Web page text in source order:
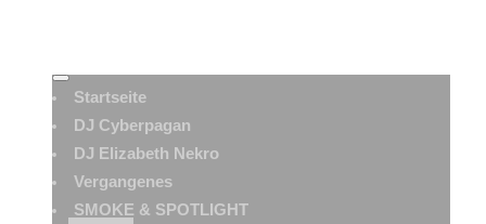
Startseite
DJ Cyberpagan
DJ Elizabeth Nekro
Vergangenes
SMOKE & SPOTLIGHT